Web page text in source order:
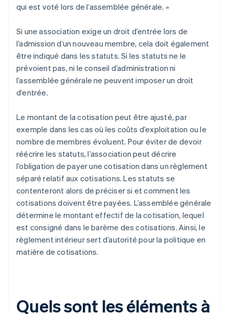
qui est voté lors de l’assemblée générale. »
Si une association exige un droit d’entrée lors de
l’admission d’un nouveau membre, cela doit également
être indiqué dans les statuts. Si les statuts ne le
prévoient pas, ni le conseil d’administration ni
l’assemblée générale ne peuvent imposer un droit
d’entrée.
Le montant de la cotisation peut être ajusté, par
exemple dans les cas où les coûts d’exploitation ou le
nombre de membres évoluent. Pour éviter de devoir
réécrire les statuts, l’association peut décrire
l’obligation de payer une cotisation dans un règlement
séparé relatif aux cotisations. Les statuts se
contenteront alors de préciser si et comment les
cotisations doivent être payées. L’assemblée générale
détermine le montant effectif de la cotisation, lequel
est consigné dans le barème des cotisations. Ainsi, le
règlement intérieur sert d’autorité pour la politique en
matière de cotisations.
Quels sont les éléments à